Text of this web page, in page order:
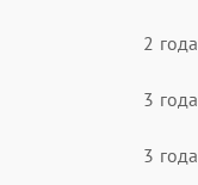
2 года
3 года
3 года